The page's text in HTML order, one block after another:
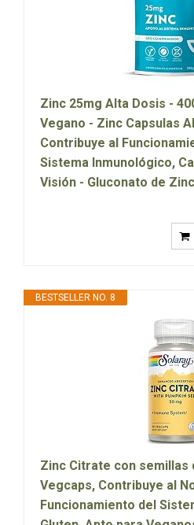
Zinc 25mg Alta Dosis -
Vegano - Zinc Capsulas
Contribuye al
Sistema Inmunológico,
Visión - Gluconato de
BESTSELLER NO. 8
Zinc Citrate con semillas
Vegcaps, Contribuye al
Funcionamiento del